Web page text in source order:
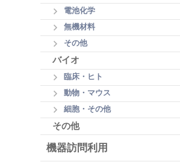
電池化学
無機材料
その他
バイオ
臨床・ヒト
動物・マウス
細胞・その他
その他
機器訪問利用